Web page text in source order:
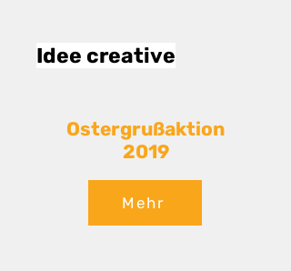
Idee creative
Mehr
Ostergrußaktion
2019